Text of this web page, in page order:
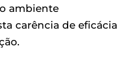
ambiente
carência de eficácia